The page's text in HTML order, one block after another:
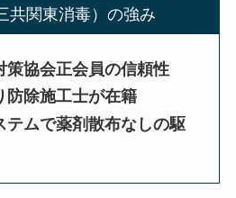
共関東消毒）の強み
策協会正会員の信頼性
防除施工士が在籍
テムで薬剤散布なしの駆